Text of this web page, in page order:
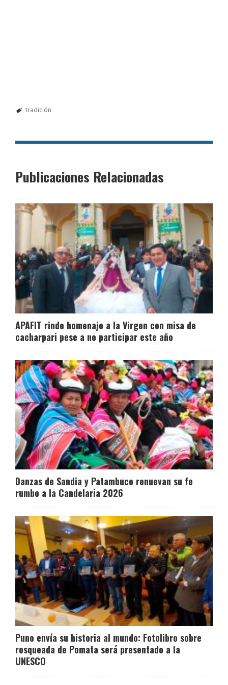
tradición
Publicaciones Relacionadas
APAFIT rinde homenaje a la Virgen con misa de
cacharpari pese a no participar este año
Danzas de Sandia y Patambuco renuevan su fe
rumbo a la Candelaria 2026
Puno envía su historia al mundo: Fotolibro sobre
rosqueada de Pomata será presentado a la
UNESCO